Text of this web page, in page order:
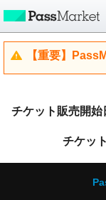
【重要】
チケット販売開
チケッ